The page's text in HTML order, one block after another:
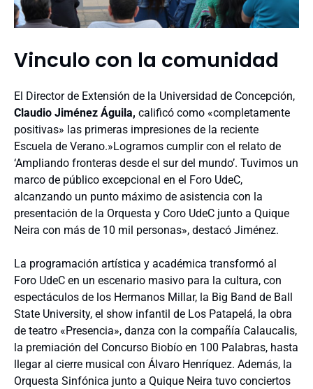
Vinculo con la comunidad
El Director de Extensión de la Universidad de Concepción,
Claudio Jiménez Águila, calificó como «completamente
positivas» las primeras impresiones de la reciente
Escuela de Verano.»Logramos cumplir con el relato de
‘Ampliando fronteras desde el sur del mundo’. Tuvimos un
marco de público excepcional en el Foro UdeC,
alcanzando un punto máximo de asistencia con la
presentación de la Orquesta y Coro UdeC junto a Quique
Neira con más de 10 mil personas», destacó Jiménez.
La programación artística y académica transformó al
Foro UdeC en un escenario masivo para la cultura, con
espectáculos de los Hermanos Millar, la Big Band de Ball
State University, el show infantil de Los Patapelá, la obra
de teatro «Presencia», danza con la compañía Calaucalis,
la premiación del Concurso Biobío en 100 Palabras, hasta
llegar al cierre musical con Álvaro Henríquez. Además, la
Orquesta Sinfónica junto a Quique Neira tuvo conciertos